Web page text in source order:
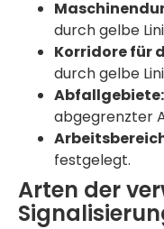
durch gelbe
Korridore für
durch gelbe
Abfallgebiete:
abgegrenzter
festgelegt.
Arten der